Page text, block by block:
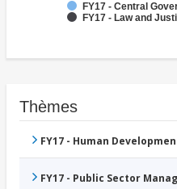
FY17 - Central
FY17 - Law and
Thèmes
FY17 - Human
FY17 - Public Sector